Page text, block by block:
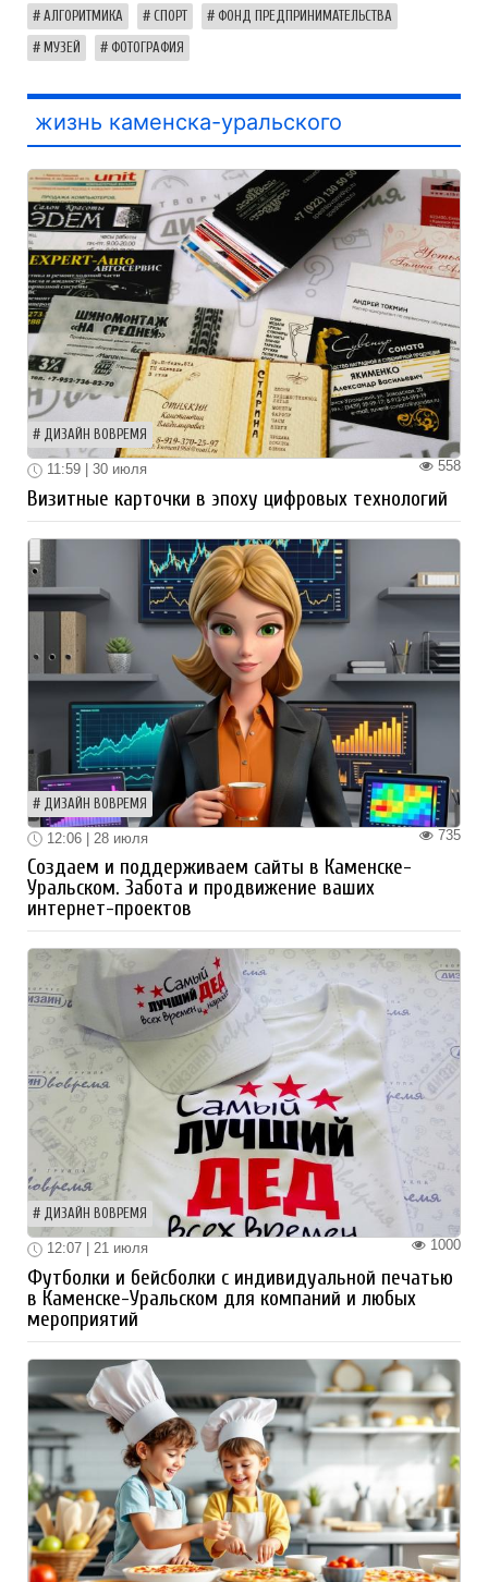
АЛГОРИТМИКА СПОРТ ФОНД ПРЕДПРИНИМАТЕЛЬСТВА
МУЗЕЙ ФОТОГРАФИЯ
жизнь каменска-уральского
ДИЗАЙН ВОВРЕМЯ
558
11:59 | 30 июля
Визитные карточки в эпоху цифровых технологий
ДИЗАЙН ВОВРЕМЯ
735
12:06 | 28 июля
Создаем и поддерживаем сайты в Каменске-
Уральском. Забота и продвижение ваших
интернет-проектов
ДИЗАЙН ВОВРЕМЯ
1000
12:07 | 21 июля
Футболки и бейсболки с индивидуальной печатью
в Каменске-Уральском для компаний и любых
мероприятий